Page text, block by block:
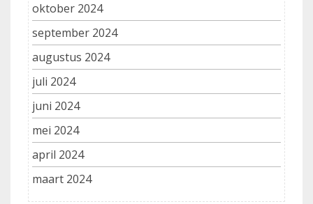
oktober 2024
september 2024
augustus 2024
juli 2024
juni 2024
mei 2024
april 2024
maart 2024